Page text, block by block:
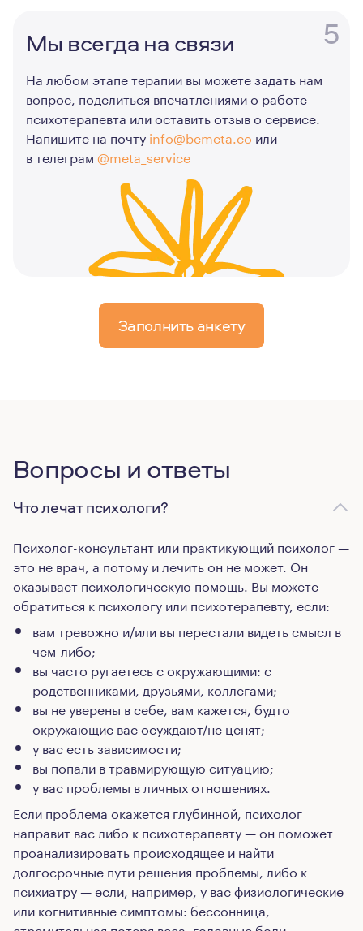
5
Мы всегда на связи
На любом этапе терапии вы можете задать нам
вопрос, поделиться впечатлениями о работе
психотерапевта или оставить отзыв о сервисе.
Напишите на почту info@bemeta.co или
в телеграм @meta_service
Заполнить анкету
Вопросы и ответы
Что лечат психологи?
Психолог-консультант или практикующий психолог —
это не врач, а потому и лечить он не может. Он
оказывает психологическую помощь. Вы можете
обратиться к психологу или психотерапевту, если:
вам тревожно и/или вы перестали видеть смысл в
чем-либо;
вы часто ругаетесь с окружающими: с
родственниками, друзьями, коллегами;
вы не уверены в себе, вам кажется, будто
окружающие вас осуждают/не ценят;
у вас есть зависимости;
вы попали в травмирующую ситуацию;
у вас проблемы в личных отношениях.
Если проблема окажется глубинной, психолог
направит вас либо к психотерапевту — он поможет
проанализировать происходящее и найти
долгосрочные пути решения проблемы, либо к
психиатру — если, например, у вас физиологические
или когнитивные симптомы: бессонница,